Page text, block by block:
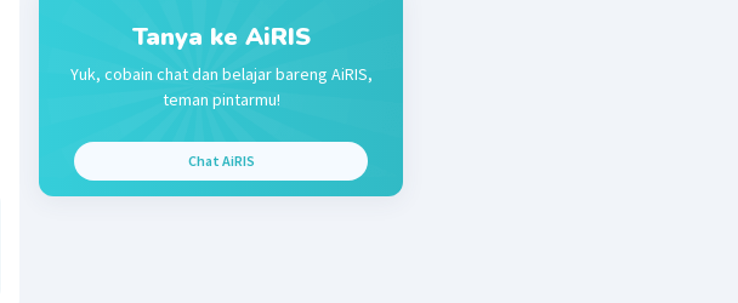
Tanya ke AiRIS
Yuk, cobain chat dan belajar bareng AiRIS,
teman pintarmu!
Chat AiRIS